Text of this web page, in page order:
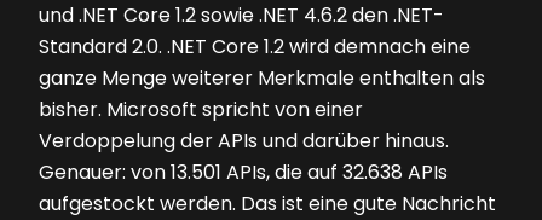
und .NET Core 1.2 sowie .NET 4.6.2 den .NET-
Standard 2.0. .NET Core 1.2 wird demnach eine
ganze Menge weiterer Merkmale enthalten als
bisher. Microsoft spricht von einer
Verdoppelung der APIs und darüber hinaus.
Genauer: von 13.501 APIs, die auf 32.638 APIs
aufgestockt werden. Das ist eine gute Nachricht